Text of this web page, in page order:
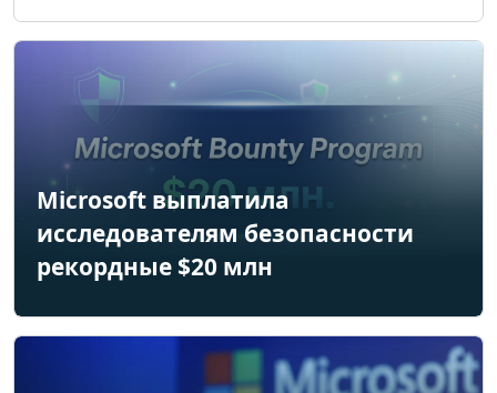
Microsoft выплатила
исследователям безопасности
рекордные $20 млн